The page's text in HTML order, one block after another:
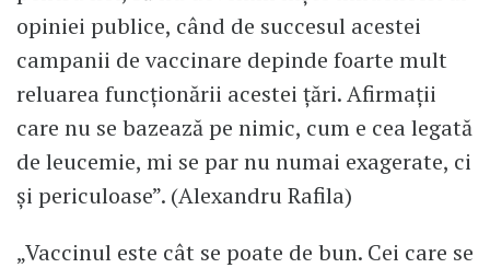
opiniei publice, când de succesul acestei
campanii de vaccinare depinde foarte mult
reluarea funcționării acestei țări. Afirmații
care nu se bazează pe nimic, cum e cea legată
de leucemie, mi se par nu numai exagerate, ci
și periculoase”. (Alexandru Rafila)
„Vaccinul este cât se poate de bun. Cei care se